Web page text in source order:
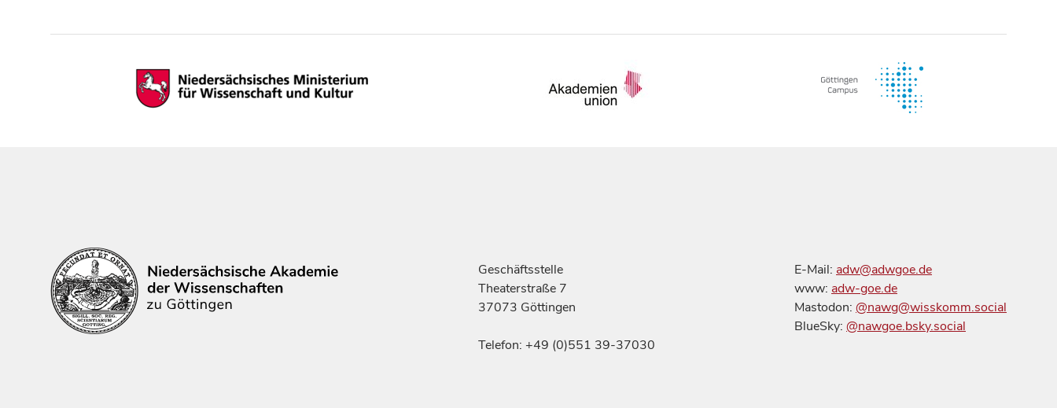
Geschäftsstelle
Theaterstraße 7
37073 Göttingen
Telefon: +49 (0)551 39-37030
E-Mail: adw@adwgoe.de
www: adw-goe.de
Mastodon: @nawg@wisskomm.social
BlueSky: @nawgoe.bsky.social